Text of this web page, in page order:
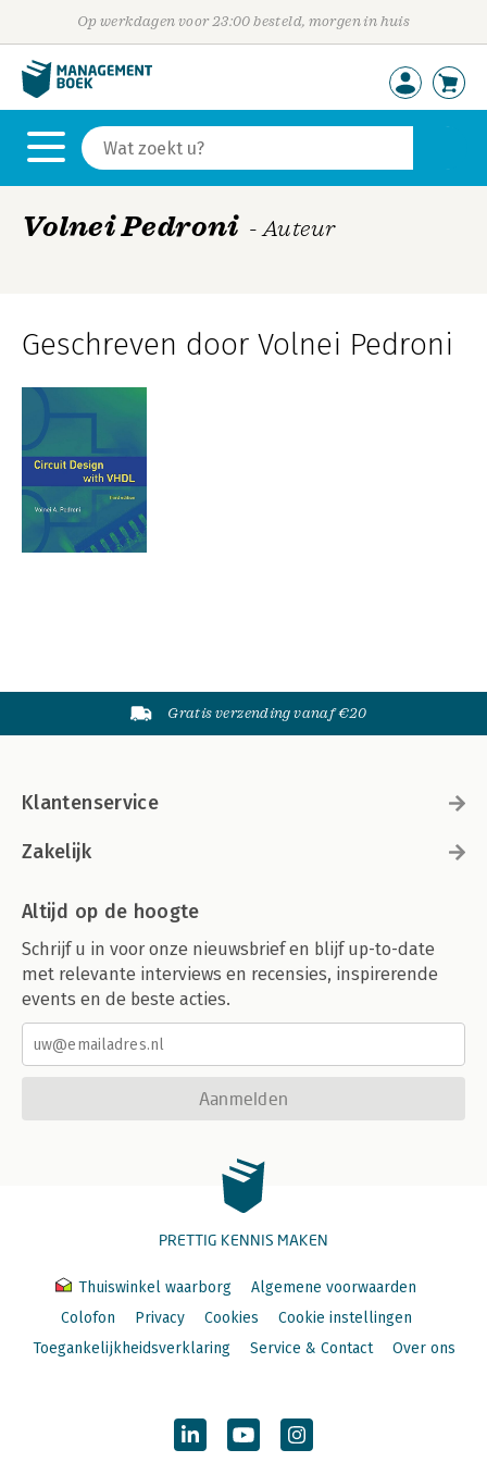
Op werkdagen voor 23:00 besteld, morgen in huis
Volnei Pedroni - Auteur
Geschreven door Volnei Pedroni
Gratis verzending vanaf €20
Klantenservice
Zakelijk
Altijd op de hoogte
Schrijf u in voor onze nieuwsbrief en blijf up-to-date
met relevante interviews en recensies, inspirerende
events en de beste acties.
Aanmelden
PRETTIG KENNIS MAKEN
Thuiswinkel waarborg
Algemene voorwaarden
Colofon
Privacy Cookies
Cookie instellingen
Toegankelijkheidsverklaring
Service & Contact Over ons